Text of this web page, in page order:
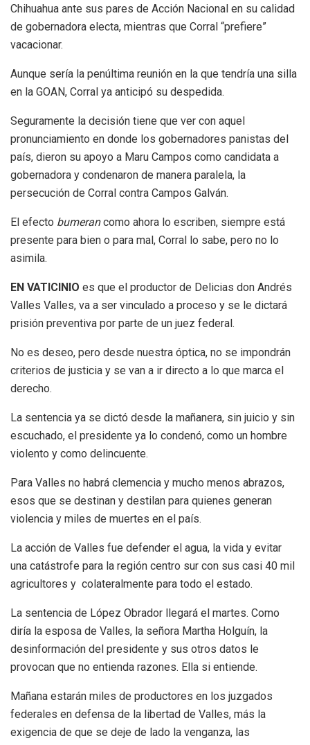
Chihuahua ante sus pares de Acción Nacional en su calidad
de gobernadora electa, mientras que Corral “prefiere”
vacacionar.
Aunque sería la penúltima reunión en la que tendría una silla
en la GOAN, Corral ya anticipó su despedida.
Seguramente la decisión tiene que ver con aquel
pronunciamiento en donde los gobernadores panistas del
país, dieron su apoyo a Maru Campos como candidata a
gobernadora y condenaron de manera paralela, la
persecución de Corral contra Campos Galván.
El efecto bumerancomo ahora lo escriben, siempre está
presente para bien o para mal, Corral lo sabe, pero no lo
asimila.
EN VATICINIO es que el productor de Delicias don Andrés
Valles Valles, va a ser vinculado a proceso y se le dictará
prisión preventiva por parte de un juez federal.
No es deseo, pero desde nuestra óptica, no se impondrán
criterios de justicia y se van a ir directo a lo que marca el
derecho.
La sentencia ya se dictó desde la mañanera, sin juicio y sin
escuchado, el presidente ya lo condenó, como un hombre
violento y como delincuente.
Para Valles no habrá clemencia y mucho menos abrazos,
esos que se destinan y destilan para quienes generan
violencia y miles de muertes en el país.
La acción de Valles fue defender el agua, la vida y evitar
una catástrofe para la región centro sur con sus casi 40 mil
agricultores y colateralmente para todo el estado.
La sentencia de López Obrador llegará el martes. Como
diría la esposa de Valles, la señora Martha Holguín, la
desinformación del presidente y sus otros datos le
provocan que no entienda razones. Ella si entiende.
Mañana estarán miles de productores en los juzgados
federales en defensa de la libertad de Valles, más la
exigencia de que se deje de lado la venganza, las